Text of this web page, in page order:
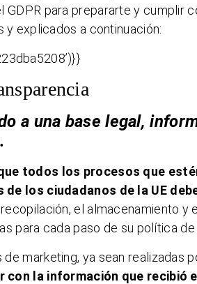
para prepararte y cumplir
y explicados a continuación:
a una base legal,
todos los procesos que
los ciudadanos de la UE
recopilación, el almacenamiento
para cada paso de su política
marketing, ya sean realizadas
con la información que recibió